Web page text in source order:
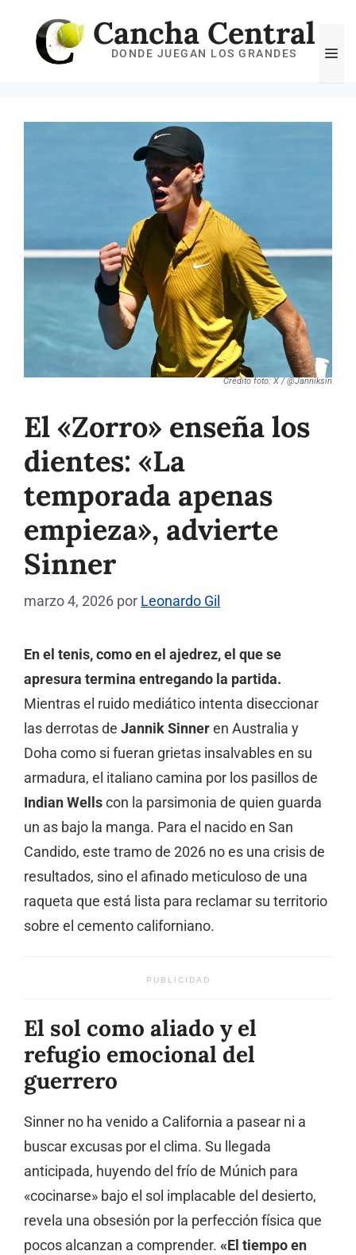
contenido
Cancha Central
DONDE JUEGAN LOS GRANDES
Crédito foto: X / @Janniksin
El «Zorro» enseña los
dientes: «La
temporada apenas
empieza», advierte
Sinner
marzo 4, 2026 por Leonardo Gil
En el tenis, como en el ajedrez, el que se
apresura termina entregando la partida.
Mientras el ruido mediático intenta diseccionar
las derrotas de Jannik Sinner en Australia y
Doha como si fueran grietas insalvables en su
armadura, el italiano camina por los pasillos de
Indian Wells con la parsimonia de quien guarda
un as bajo la manga. Para el nacido en San
Candido, este tramo de 2026 no es una crisis de
resultados, sino el afinado meticuloso de una
raqueta que está lista para reclamar su territorio
sobre el cemento californiano.
PUBLICIDAD
El sol como aliado y el
refugio emocional del
guerrero
Sinner no ha venido a California a pasear ni a
buscar excusas por el clima. Su llegada
anticipada, huyendo del frío de Múnich para
«cocinarse» bajo el sol implacable del desierto,
revela una obsesión por la perfección física que
pocos alcanzan a comprender. «El tiempo en